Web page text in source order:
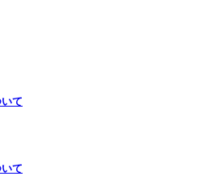
て
て